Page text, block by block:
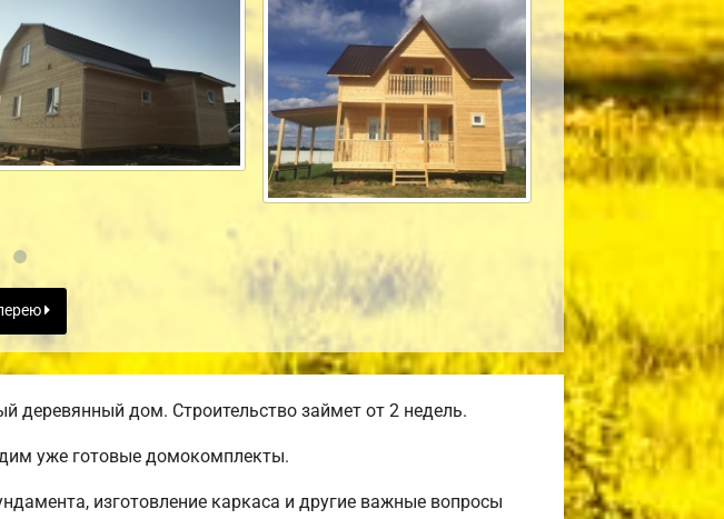
деревянный дом. Строительство займет от 2 недель.
уже готовые домокомплекты.
изготовление каркаса и другие важные вопросы